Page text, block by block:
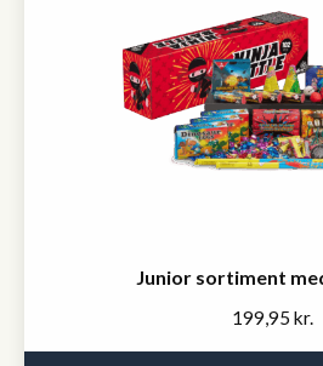
Junior sortiment
199,95 kr.